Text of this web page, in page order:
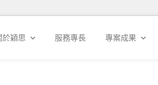
於穎思 服務專長 專案成果